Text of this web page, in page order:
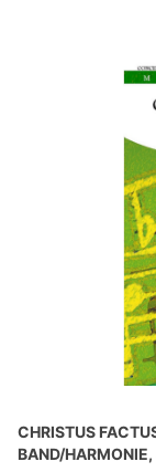
CHRISTUS
BAND/HARMONIE,